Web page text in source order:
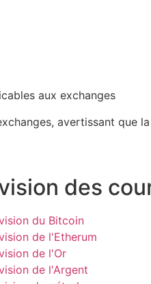
avertissant que
des
du Bitcoin
de l'Etherum
de l'Or
de l'Argent